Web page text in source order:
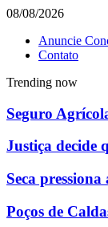
08/08/2026
Anuncie
Contato
Trending now
Seguro
Justiça decide
Seca
Poços de